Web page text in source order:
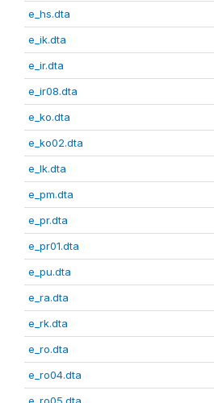
e_hs.dta
e_ik.dta
e_ir.dta
e_ir08.dta
e_ko.dta
e_ko02.dta
e_lk.dta
e_pm.dta
e_pr.dta
e_pr01.dta
e_pu.dta
e_ra.dta
e_rk.dta
e_ro.dta
e_ro04.dta